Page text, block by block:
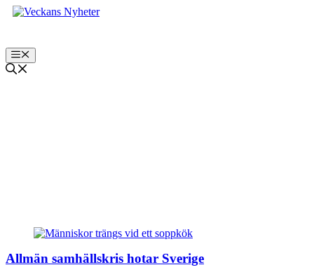
Hoppa
Meny
Allmän samhällskris hotar Sverige